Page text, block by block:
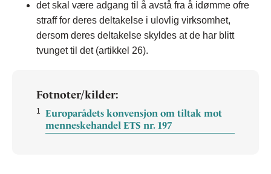
det skal være adgang til å avstå fra å idømme ofre
straff for deres deltakelse i ulovlig virksomhet,
dersom deres deltakelse skyldes at de har blitt
tvunget til det (artikkel 26).
Fotnoter/kilder:
1
Europarådets konvensjon om tiltak mot
menneskehandel ETS nr. 197